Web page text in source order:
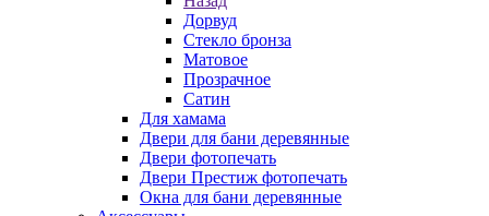
Дорвуд
Стекло бронза
Матовое
Прозрачное
Сатин
Для хамама
Двери для бани деревянные
Двери фотопечать
Двери Престиж фотопечать
Окна для бани деревянные